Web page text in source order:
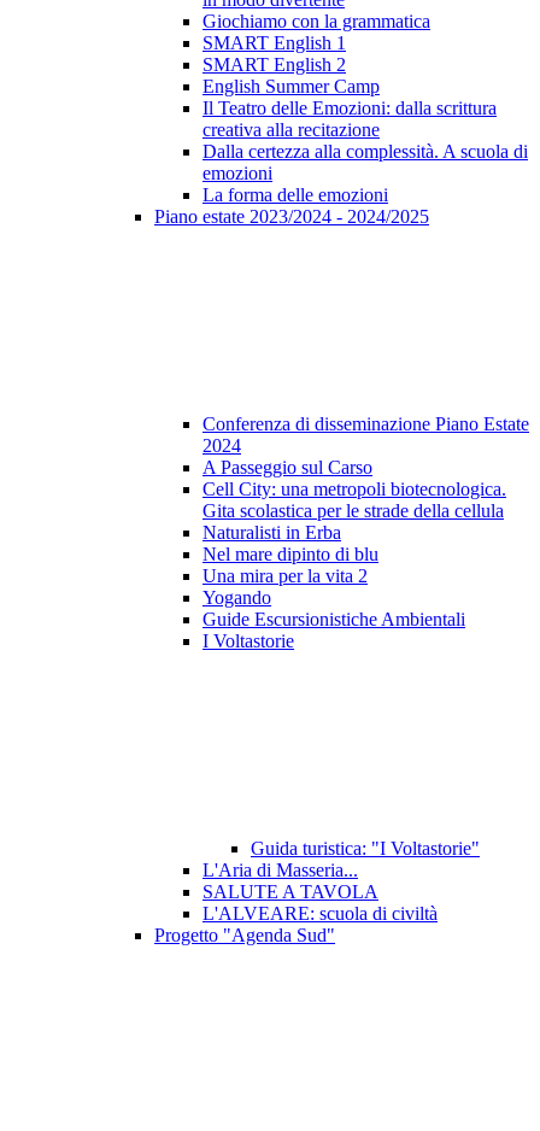
Giochiamo con la grammatica
SMART English 1
SMART English 2
English Summer Camp
Il Teatro delle Emozioni: dalla scrittura
creativa alla recitazione
Dalla certezza alla complessità. A scuola di
emozioni
La forma delle emozioni
Piano estate 2023/2024 - 2024/2025
Conferenza di disseminazione Piano Estate
2024
A Passeggio sul Carso
Cell City: una metropoli biotecnologica.
Gita scolastica per le strade della cellula
Naturalisti in Erba
Nel mare dipinto di blu
Una mira per la vita 2
Yogando
Guide Escursionistiche Ambientali
I Voltastorie
Guida turistica: "I Voltastorie"
L'Aria di Masseria...
SALUTE A TAVOLA
L'ALVEARE: scuola di civiltà
Progetto "Agenda Sud"